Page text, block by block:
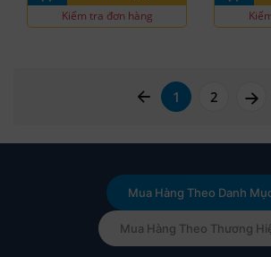
Kiểm tra đơn hàng
page left arrow
1 2
Mua Hàng Theo Danh
Mua Hàng Theo Thương